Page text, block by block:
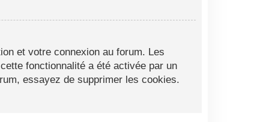
et votre connexion au forum. Les
fonctionnalité a été activée par un
essayez de supprimer les cookies.